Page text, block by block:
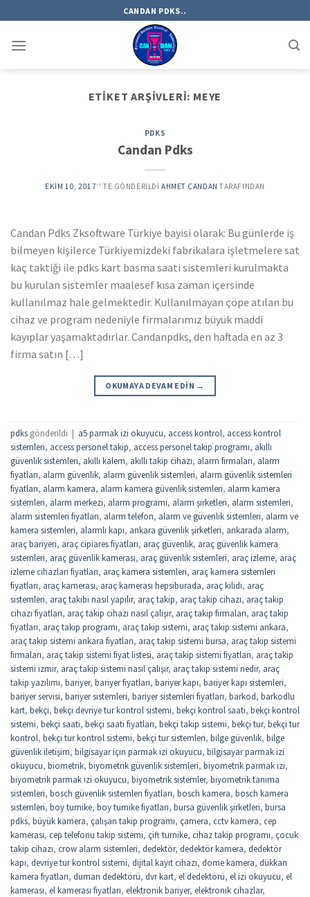
to
content
CANDAN PDKS..
ETIKET ARŞIVLERI: MEYE
PDKS
Candan Pdks
EKIM 10, 2017’' TE GÖNDERILDI AHMET CANDAN TARAFINDAN
Candan Pdks Zksoftware Türkiye bayisi olarak: Bu günlerde iş
bilmeyen kişilerce Türkiyemizdeki fabrikalara işletmelere sat
kaç taktiği ile pdks kart basma saati sistemleri kurulmakta
bu kurulan sistemler maalesef kısa zaman içersinde
kullanılmaz hale gelmektedir. Kullanılmayan çöpe atılan bu
cihaz ve program nedeniyle firmalarımız büyük maddi
kayıplar yaşamaktadırlar. Candanpdks, den haftada en az 3
firma satın […]
OKUMAYA DEVAM EDIN →
pdks gönderildi | a5 parmak izi okuyucu, access kontrol, access kontrol
sistemleri, access personel takip, access personel takip programı, akıllı
güvenlik sistemleri, akıllı kalem, akıllı takip cihazı, alarm firmaları, alarm
fiyatları, alarm güvenlik, alarm güvenlik sistemleri, alarm güvenlik sistemleri
fiyatları, alarm kamera, alarm kamera güvenlik sistemleri, alarm kamera
sistemleri, alarm merkezi, alarm programı, alarm şirketleri, alarm sistemleri,
alarm sistemleri fiyatları, alarm telefon, alarm ve güvenlik sistemleri, alarm ve
kamera sistemleri, alarmlı kapı, ankara güvenlik şirketleri, ankarada alarm,
araç bariyeri, araç cipiares fiyatları, araç güvenlik, araç güvenlik kamera
sistemleri, araç güvenlik kamerası, araç güvenlik sistemleri, araç izleme, araç
izleme cihazları fiyatları, araç kamera sistemleri, araç kamera sistemleri
fiyatları, araç kamerası, araç kamerası hepsiburada, araç kilidi, araç
sistemleri, araç takibi nasıl yapılır, araç takip, araç takip cihazı, araç takip
cihazı fiyatları, araç takip cihazı nasıl çalışır, araç takip firmaları, araç takip
fiyatları, araç takip programı, araç takip sistemi, araç takip sistemi ankara,
araç takip sistemi ankara fiyatları, araç takip sistemi bursa, araç takip sistemi
firmaları, araç takip sistemi fiyat listesi, araç takip sistemi fiyatları, araç takip
sistemi izmir, araç takip sistemi nasıl çalışır, araç takip sistemi nedir, araç
takip yazılımı, bariyer, bariyer fiyatları, bariyer kapı, bariyer kapı sistemleri,
bariyer servisi, bariyer sistemleri, bariyer sistemleri fiyatları, barkod, barkodlu
kart, bekçi, bekçi devriye tur kontrol sistemi, bekçi kontrol saati, bekçi kontrol
sistemi, bekçi saati, bekçi saati fiyatları, bekçi takip sistemi, bekçi tur, bekçi tur
kontrol, bekçi tur kontrol sistemi, bekçi tur sistemleri, bilge güvenlik, bilge
güvenlik iletişim, bilgisayar için parmak izi okuyucu, bilgisayar parmak izi
okuyucu, biometrik, biyometrik güvenlik sistemleri, biyometrik parmak izi,
biyometrik parmak izi okuyucu, biyometrik sistemler, biyometrik tanıma
sistemleri, bosch güvenlik sistemleri fiyatları, bosch kamera, bosch kamera
sistemleri, boy turnike, boy turnike fiyatları, bursa güvenlik şirketleri, bursa
pdks, büyük kamera, çalışan takip programı, çamera, cctv kamera, cep
kamerası, cep telefonu takip sistemi, çift turnike, cihaz takip programı, çocuk
takip cihazı, crow alarm sistemleri, dedektör, dedektör kamera, dedektör
kapı, devriye tur kontrol sistemi, dijital kayıt cihazı, dome kamera, dükkan
kamera fiyatları, duman dedektörü, dvr kart, el dedektörü, el izi okuyucu, el
kamerası, el kamerası fiyatları, elektronik bariyer, elektronik cihazlar,